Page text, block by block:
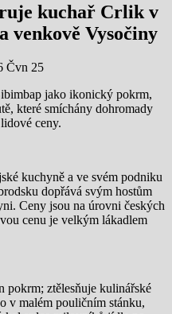
kuchař Crlik v
venkově Vysočiny
Čvn 25
jako ikonický pokrm,
které smíchány dohromady
ceny.
kuchyně a ve svém podniku
dopřává svým hostům
Ceny jsou na úrovni českých
cenu je velkým lákadlem
pokrm; ztělesňuje kulinářské
v malém pouličním stánku,